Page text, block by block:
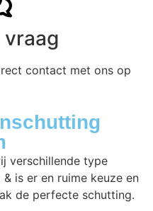
vraag
contact met ons op
verschillende type
is er en ruime keuze en
de perfecte schutting.